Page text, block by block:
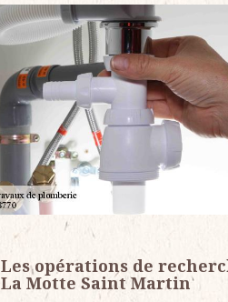
Les opérations de
La Motte Saint Martin